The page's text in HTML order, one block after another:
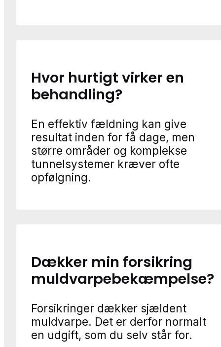
Hvor hurtigt virker en
behandling?
En effektiv fældning kan give
resultat inden for få dage, men
større områder og komplekse
tunnelsystemer kræver ofte
opfølgning.
Dækker min forsikring
muldvarpebekæmpelse?
Forsikringer dækker sjældent
muldvarpe. Det er derfor normalt
en udgift, som du selv står for.